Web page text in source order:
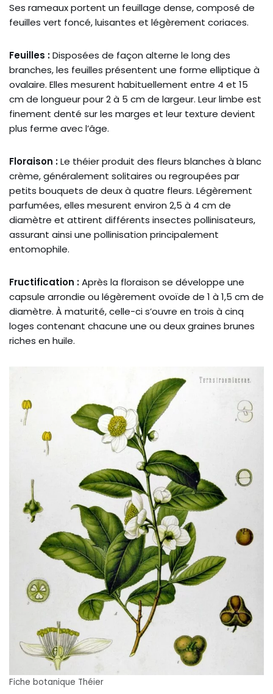
Ses rameaux portent un feuillage dense, composé de
feuilles vert foncé, luisantes et légèrement coriaces.
Feuilles :Disposées de façon alterne le long des
branches, les feuilles présentent une forme elliptique à
ovalaire. Elles mesurent habituellement entre 4 et 15
cm de longueur pour 2 à 5 cm de largeur. Leur limbe est
finement denté sur les marges et leur texture devient
plus ferme avec l’âge.
Floraison :Le théier produit des fleurs blanches à blanc
crème, généralement solitaires ou regroupées par
petits bouquets de deux à quatre fleurs. Légèrement
parfumées, elles mesurent environ 2,5 à 4 cm de
diamètre et attirent différents insectes pollinisateurs,
assurant ainsi une pollinisation principalement
entomophile.
Fructification :Après la floraison se développe une
capsule arrondie ou légèrement ovoïde de 1 à 1,5 cm de
diamètre. À maturité, celle-ci s’ouvre en trois à cinq
loges contenant chacune une ou deux graines brunes
riches en huile.
Fiche botanique Théier